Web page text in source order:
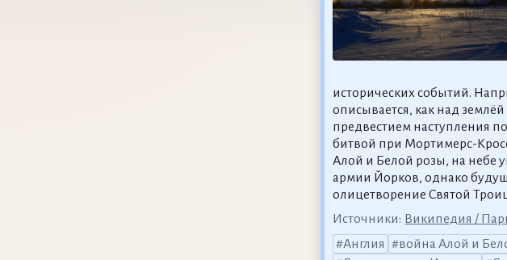
исторических событий.
описывается, как над
предвестием наступления
битвой при Мортимерс-
Алой и Белой розы, на небе
армии Йорков, однако
олицетворение Святой
Источники: Википедия /
Англия
война Алой и